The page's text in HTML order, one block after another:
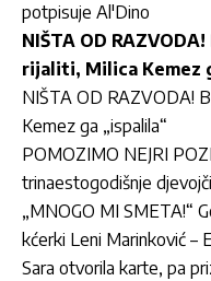
potpisuje Al'Dino
NIŠTA OD
rijaliti, Milica Kemez
NIŠTA OD RAZVODA!
Kemez ga „ispalila“
POMOZIMO NEJRI
trinaestogodišnje
„MNOGO MI SMETA!“
kćerki Leni Marinković –
Sara otvorila karte, pa